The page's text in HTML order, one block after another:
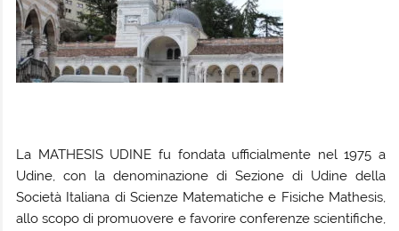
La MATHESIS UDINE fu fondata ufficialmente nel 1975 a
Udine, con la denominazione di Sezione di Udine della
Società Italiana di Scienze Matematiche e Fisiche Mathesis,
allo scopo di promuovere e favorire conferenze scientifiche,